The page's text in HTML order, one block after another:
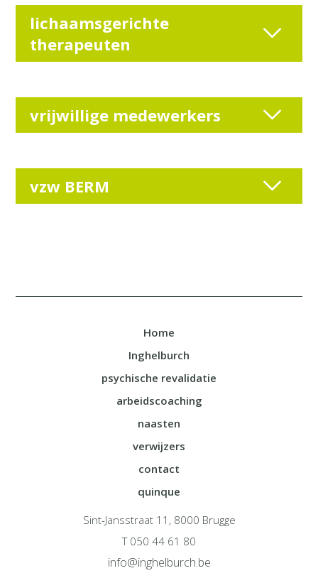
lichaamsgerichte
therapeuten
vrijwillige medewerkers
vzw BERM
Home
Inghelburch
psychische revalidatie
arbeidscoaching
naasten
verwijzers
contact
quinque
Sint-Jansstraat 11, 8000 Brugge
T 050 44 61 80
info@inghelburch.be